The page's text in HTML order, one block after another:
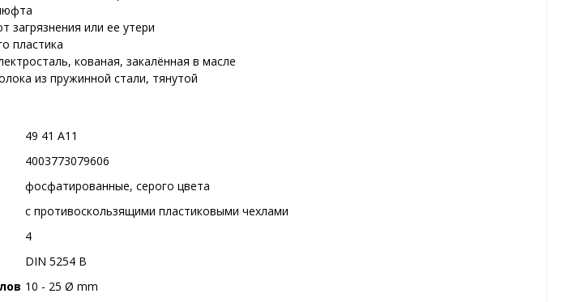
загрязнения или ее утери
пластика
кованая, закалённая в масле
из пружинной стали, тянутой
49 41 A11
4003773079606
фосфатированные, серого цвета
c противоскользящими пластиковыми чехлами
4
DIN 5254 B
10 - 25 Ø mm